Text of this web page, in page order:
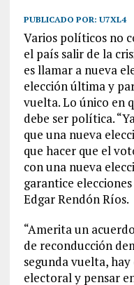
PUBLICADO POR: U7XL4
Varios políticos no
el país salir de la
es llamar a nueva
elección última y
vuelta. Lo único en
debe ser política.
que una nueva
que hacer que el
con una nueva
garantice
Edgar Rendón Ríos.
“Amerita un
de reconducción
segunda vuelta,
electoral y pensar